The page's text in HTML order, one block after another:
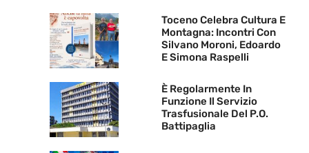
Toceno Celebra Cultura E
Montagna: Incontri Con
Silvano Moroni, Edoardo
E Simona Raspelli
È Regolarmente In
Funzione Il Servizio
Trasfusionale Del P.O.
Battipaglia